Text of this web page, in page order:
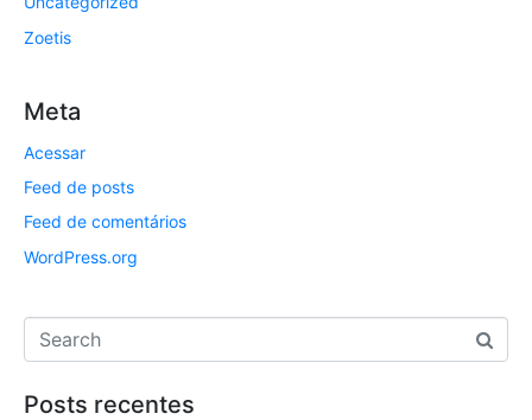
Zoetis
Meta
Acessar
Feed de posts
Feed de comentários
WordPress.org
Posts recentes